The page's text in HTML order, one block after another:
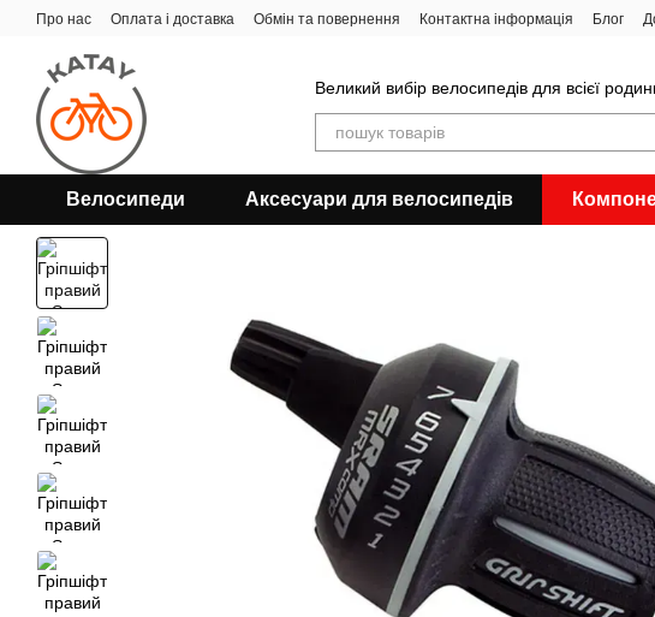
Перейти до основного контенту
Про нас Оплата і доставка Обмін та повернення Контактна інформація Блог
Великий вибір велосипедів для всієї
Велосипеди Аксесуари для велосипедів